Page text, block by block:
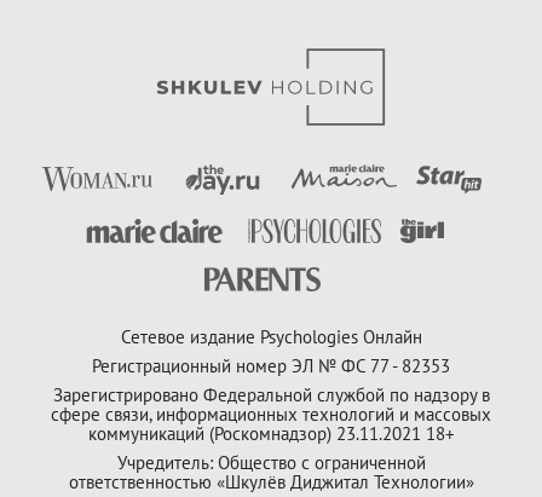
Сетевое издание Psychologies Онлайн
Регистрационный номер ЭЛ № ФС 77 - 82353
Зарегистрировано Федеральной службой по надзору в
сфере связи, информационных технологий и массовых
коммуникаций (Роскомнадзор) 23.11.2021 18+
Учредитель: Общество с ограниченной
ответственностью «Шкулёв Диджитал Технологии»